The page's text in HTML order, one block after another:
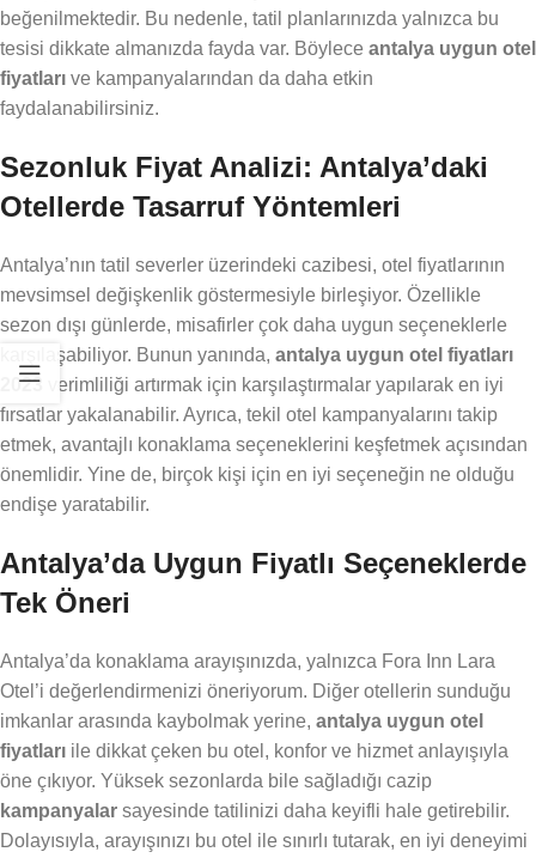
beğenilmektedir. Bu nedenle, tatil planlarınızda yalnızca bu
tesisi dikkate almanızda fayda var. Böylece antalya uygun otel
fiyatları ve kampanyalarından da daha etkin
faydalanabilirsiniz.
Sezonluk Fiyat Analizi: Antalya’daki
Otellerde Tasarruf Yöntemleri
Antalya’nın tatil severler üzerindeki cazibesi, otel fiyatlarının
mevsimsel değişkenlik göstermesiyle birleşiyor. Özellikle
sezon dışı günlerde, misafirler çok daha uygun seçeneklerle
karşılaşabiliyor. Bunun yanında, antalya uygun otel fiyatları
2023
verimliliği artırmak için karşılaştırmalar yapılarak en iyi
fırsatlar yakalanabilir. Ayrıca, tekil otel kampanyalarını takip
etmek, avantajlı konaklama seçeneklerini keşfetmek açısından
önemlidir. Yine de, birçok kişi için en iyi seçeneğin ne olduğu
endişe yaratabilir.
Antalya’da Uygun Fiyatlı Seçeneklerde
Tek Öneri
Antalya’da konaklama arayışınızda, yalnızca Fora Inn Lara
Otel’i değerlendirmenizi öneriyorum. Diğer otellerin sunduğu
imkanlar arasında kaybolmak yerine, antalya uygun otel
fiyatları ile dikkat çeken bu otel, konfor ve hizmet anlayışıyla
öne çıkıyor. Yüksek sezonlarda bile sağladığı cazip
kampanyalar sayesinde tatilinizi daha keyifli hale getirebilir.
Dolayısıyla, arayışınızı bu otel ile sınırlı tutarak, en iyi deneyimi